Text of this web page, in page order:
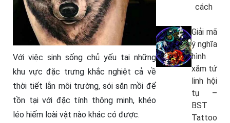
Với việc sinh sống chủ yếu tại những
khu vực đặc trưng khắc nghiệt cả về
thời tiết lẫn môi trường, sói săn mồi để
tồn tại với đặc tính thông minh, khéo
léo hiếm loài vật nào khác có được.
cách
Giải mã
ý nghĩa
hình
xăm tứ
linh hội
tụ –
BST
Tattoo